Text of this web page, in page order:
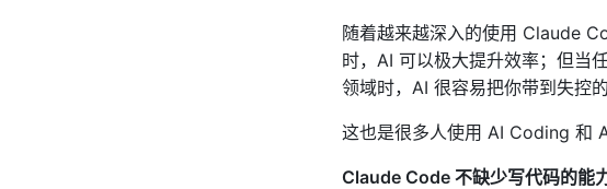
随着越来越深入的使用 Claude
时，AI 可以极大提升效率；但当
领域时，AI 很容易把你带到失控的
这也是很多人使用 AI Coding 和
Claude Code 不缺少写代码的能